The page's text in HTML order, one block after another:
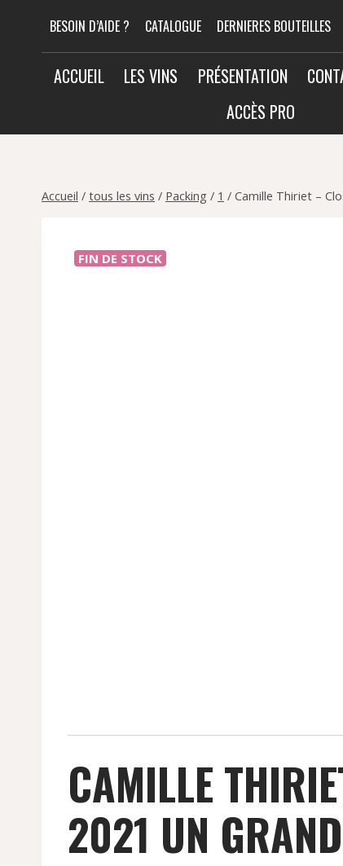
contenu
BESOIN D’AIDE ? CATALOGUE DERNIERES BOUTEILLES
ACCUEIL LES VINS PRÉSENTATION
ACCÈS PRO
Accueil / tous les vins / Packing / 1 / Camille Thiriet –
FIN DE STOCK
CAMILLE
2021 UN